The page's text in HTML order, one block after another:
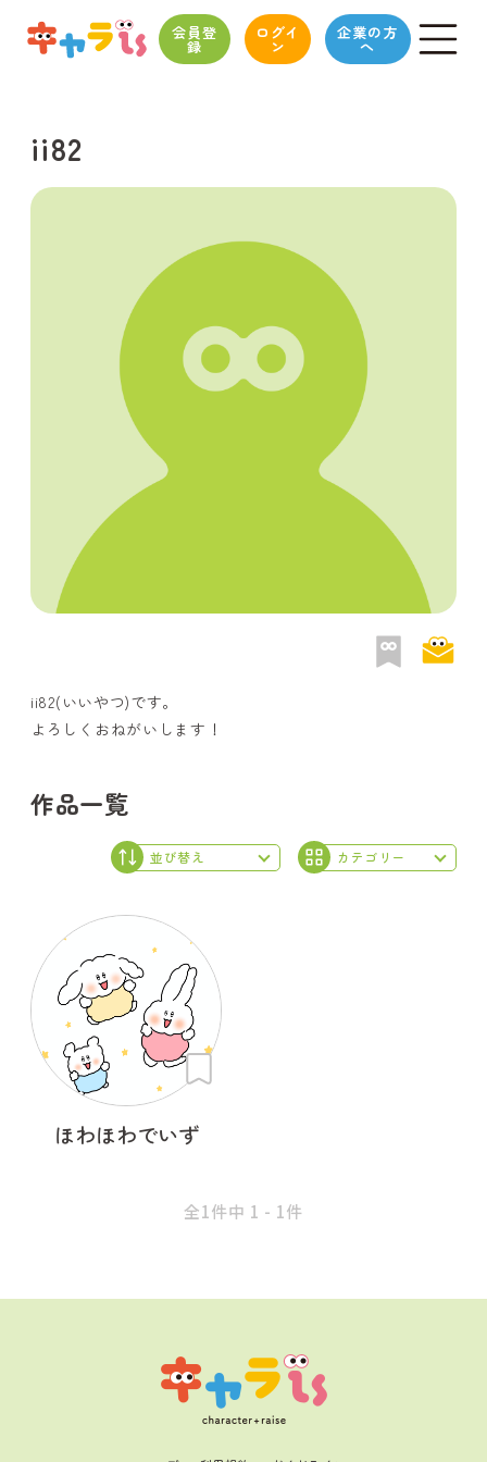
会員登
録
ログイ
ン
企業の方
へ
ii82
ii82(いいやつ)です。
よろしくおねがいします！
作品一覧
ほわほわでいず
全1件中 1 - 1件